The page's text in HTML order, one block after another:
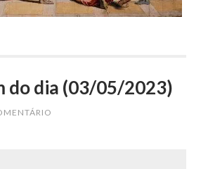
do dia (03/05/2023)